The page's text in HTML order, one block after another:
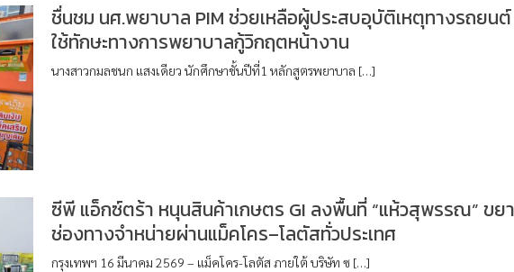
ชื่นชม นศ.พยาบาล PIM ช่วยเหลือผู้ประสบอุบัติเหตุทางรถยนต์
ใช้ทักษะทางการพยาบาลกู้วิกฤตหน้างาน
นางสาวกมลชนก แสงเดียว นักศึกษาชั้นปีที่1 หลักสูตรพยาบาล […]
ซีพี แอ็กซ์ตร้า หนุนสินค้าเกษตร GI ลงพื้นที่ “แห้วสุพรรณ” ขย
ช่องทางจำหน่ายผ่านแม็คโคร–โลตัสทั่วประเทศ
กรุงเทพฯ 16 มีนาคม 2569 – แม็คโคร-โลตัส ภายใต้ บริษัท ซ […]